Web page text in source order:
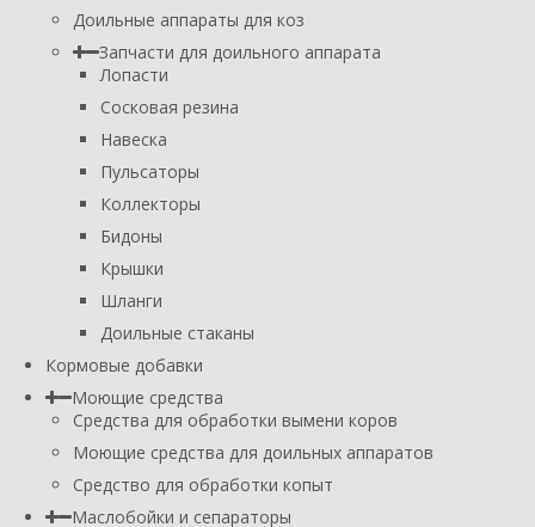
Доильные аппараты для коз
Запчасти для доильного аппарата
Лопасти
Сосковая резина
Навеска
Пульсаторы
Коллекторы
Бидоны
Крышки
Шланги
Доильные стаканы
Кормовые добавки
Моющие средства
Средства для обработки вымени коров
Моющие средства для доильных аппаратов
Средство для обработки копыт
Маслобойки и сепараторы